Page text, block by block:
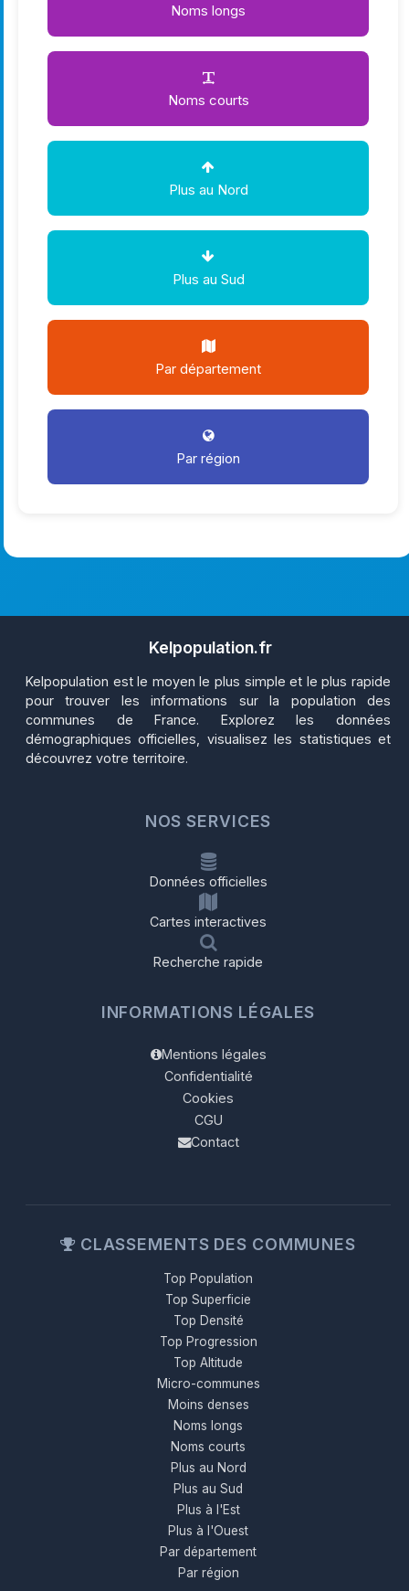
Noms longs
Noms courts
Plus au Nord
Plus au Sud
Par département
Par région
Kelpopulation.fr
Kelpopulation est le moyen le plus simple et le plus rapide
pour trouver les informations sur la population des
communes de France. Explorez les données
démographiques officielles, visualisez les statistiques et
découvrez votre territoire.
NOS SERVICES
Données officielles
Cartes interactives
Recherche rapide
INFORMATIONS LÉGALES
Mentions légales
Confidentialité
Cookies
CGU
Contact
CLASSEMENTS DES COMMUNES
Top Population
Top Superficie
Top Densité
Top Progression
Top Altitude
Micro-communes
Moins denses
Noms longs
Noms courts
Plus au Nord
Plus au Sud
Plus à l'Est
Plus à l'Ouest
Par département
Par région